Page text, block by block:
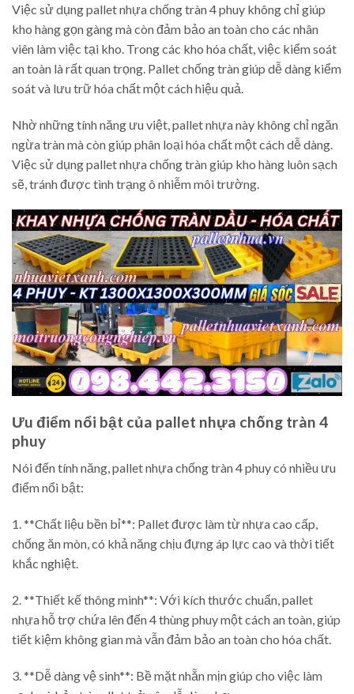
Việc sử dụng pallet nhựa chống tràn 4 phuy không chỉ giúp
kho hàng gọn gàng mà còn đảm bảo an toàn cho các nhân
viên làm việc tại kho. Trong các kho hóa chất, việc kiểm soát
an toàn là rất quan trọng. Pallet chống tràn giúp dễ dàng kiểm
soát và lưu trữ hóa chất một cách hiệu quả.
Nhờ những tính năng ưu việt, pallet nhựa này không chỉ ngăn
ngừa tràn mà còn giúp phân loại hóa chất một cách dễ dàng.
Việc sử dụng pallet nhựa chống tràn giúp kho hàng luôn sạch
sẽ, tránh được tình trạng ô nhiễm môi trường.
Ưu điểm nổi bật của pallet nhựa chống tràn 4
phuy
Nói đến tính năng, pallet nhựa chống tràn 4 phuy có nhiều ưu
điểm nổi bật:
1. **Chất liệu bền bỉ**: Pallet được làm từ nhựa cao cấp,
chống ăn mòn, có khả năng chịu đựng áp lực cao và thời tiết
khắc nghiệt.
2. **Thiết kế thông minh**: Với kích thước chuẩn, pallet
nhựa hỗ trợ chứa lên đến 4 thùng phuy một cách an toàn, giúp
tiết kiệm không gian mà vẫn đảm bảo an toàn cho hóa chất.
3. **Dễ dàng vệ sinh**: Bề mặt nhẵn mịn giúp cho việc làm